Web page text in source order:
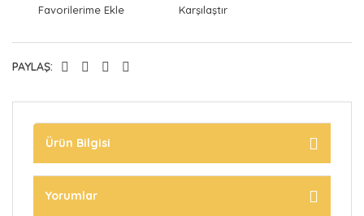
Karşılaştır
PAYLAŞ:
Ürün Bilgisi
Yorumlar